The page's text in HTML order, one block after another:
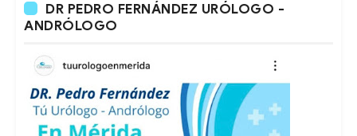
DR PEDRO FERNÁNDEZ URÓLOGO -
ANDRÓLOGO